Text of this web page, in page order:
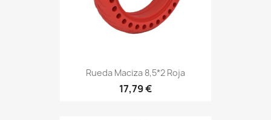
Rueda Maciza 8,5*2 Roja
17,79 €